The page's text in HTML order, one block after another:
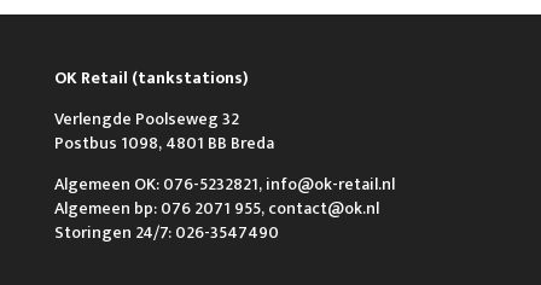
OK Retail (tankstations)
Verlengde Poolseweg 32
Postbus 1098, 4801 BB Breda
Algemeen OK: 076-5232821, info@ok-retail.nl
Algemeen bp: 076 2071 955, contact@ok.nl
Storingen 24/7: 026-3547490